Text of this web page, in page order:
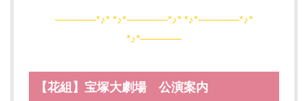
――――*♪* *♪*――――*♪* *♪*――――*♪*
*♪*――――
【花組】宝塚大劇場 公演案内